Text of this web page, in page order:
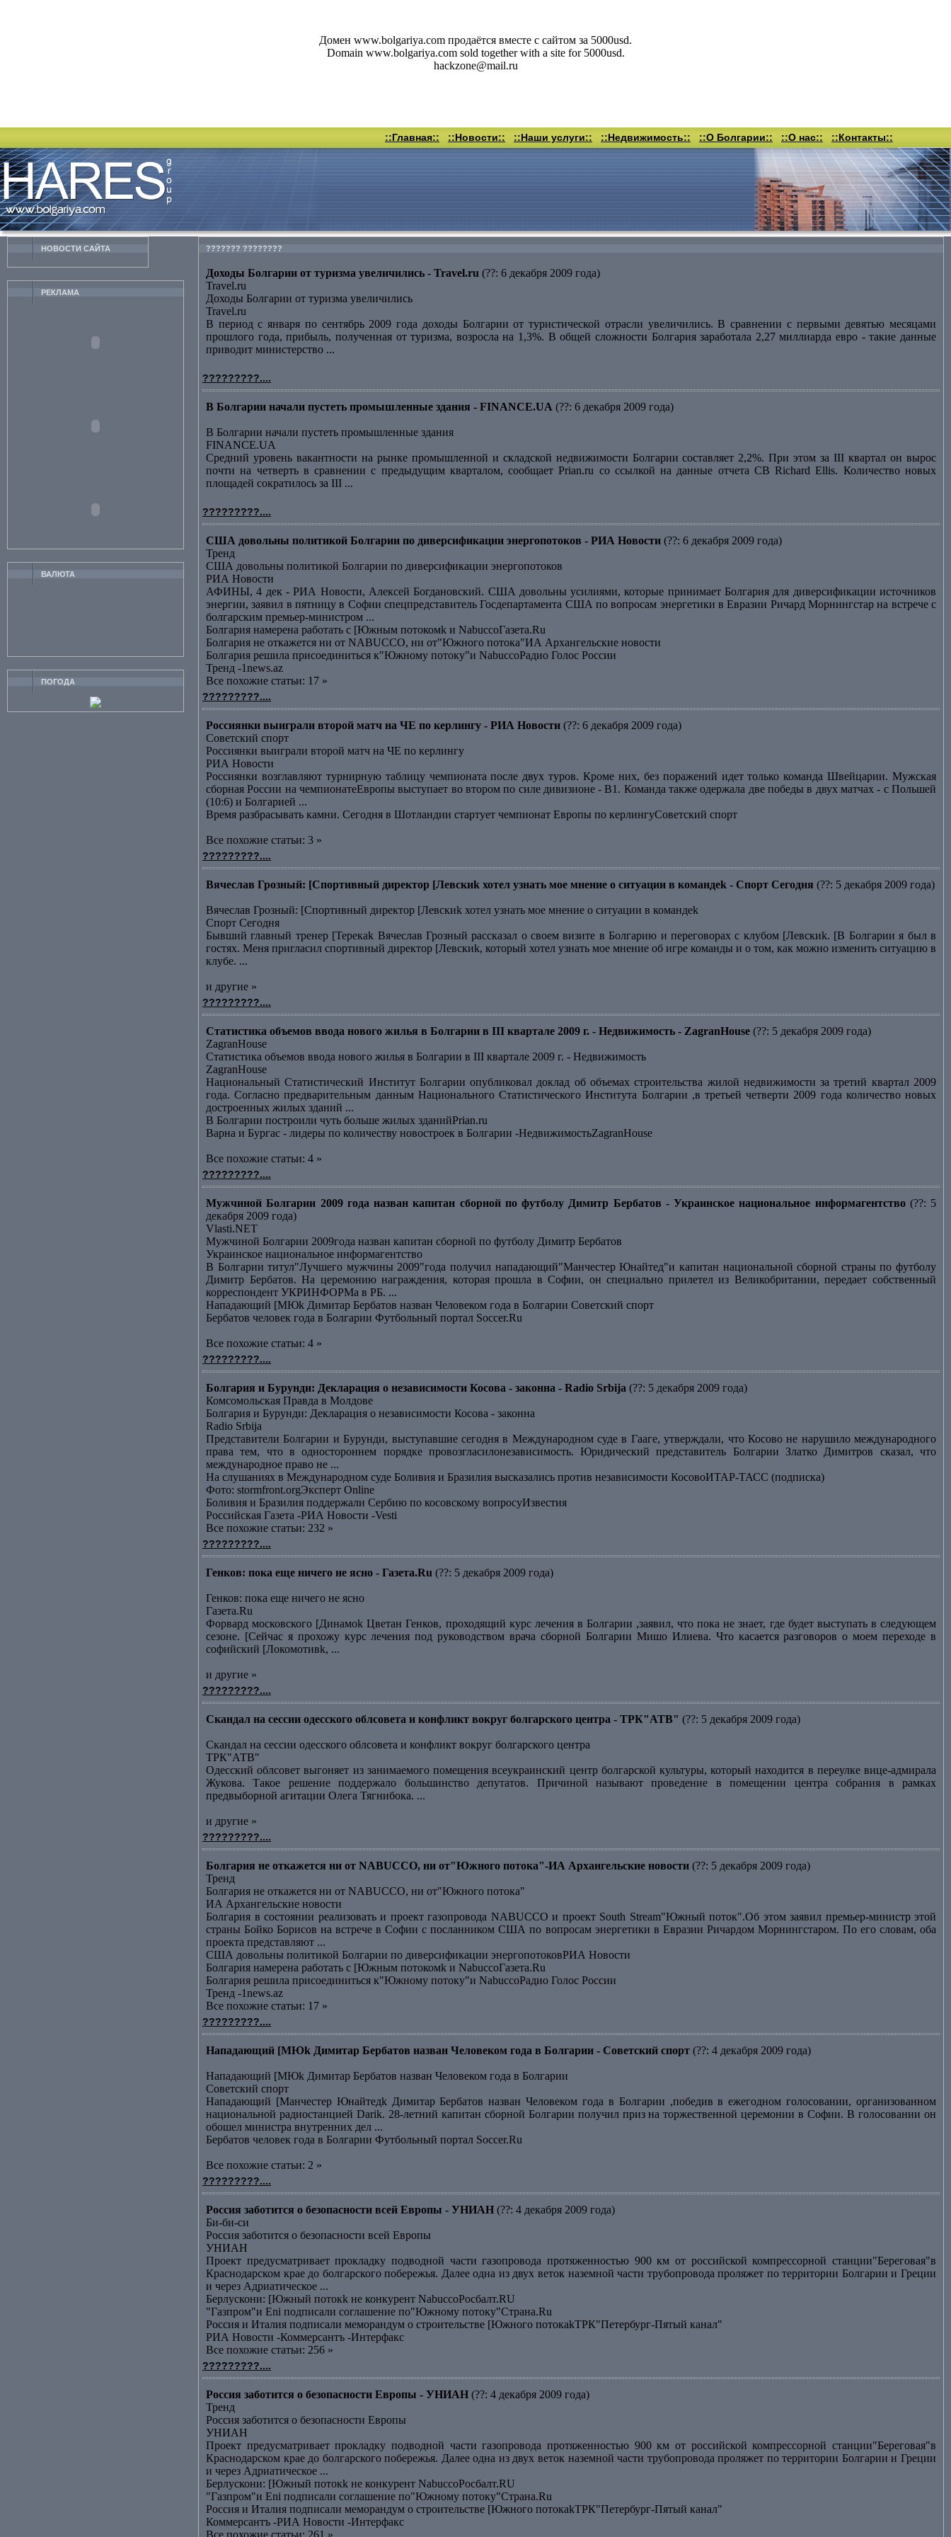
Домен www.bolgariya.com продаётся вместе с сайтом за 5000usd.
Domain www.bolgariya.com sold together with a site for 5000usd.
hackzone@mail.ru
::Главная:: ::Новости:: ::Наши услуги:: ::Недвижимость:: ::О Болгарии:: ::О нас:: ::Контакты::
НОВОСТИ CАЙТА
РЕКЛАМА
ВАЛЮТА
ПОГОДА
??????? ????????
Доходы Болгарии от туризма увеличились - Travel.ru (??: 6 декабря 2009 года)
Travel.ru
Доходы Болгарии от туризма увеличились
Travel.ru
В период с января по сентябрь 2009 года доходы Болгарии от туристической отрасли увеличились. В сравнении с первыми девятью месяцами
прошлого года, прибыль, полученная от туризма, возросла на 1,3%. В общей сложности Болгария заработала 2,27 миллиарда евро - такие данные
приводит министерство ...
?????????....
В Болгарии начали пустеть промышленные здания - FINANCE.UA (??: 6 декабря 2009 года)
В Болгарии начали пустеть промышленные здания
FINANCE.UA
Средний уровень вакантности на рынке промышленной и складской недвижимости Болгарии составляет 2,2%. При этом за III квартал он вырос
почти на четверть в сравнении с предыдущим кварталом, сообщает Prian.ru со ссылкой на данные отчета CB Richard Ellis. Количество новых
площадей сократилось за III ...
?????????....
США довольны политикой Болгарии по диверсификации энергопотоков - РИА Новости (??: 6 декабря 2009 года)
Тренд
США довольны политикой Болгарии по диверсификации энергопотоков
РИА Новости
АФИНЫ, 4 дек - РИА Новости, Алексей Богдановский. США довольны усилиями, которые принимает Болгария для диверсификации источников
энергии, заявил в пятницу в Софии спецпредставитель Госдепартамента США по вопросам энергетики в Евразии Ричард Морнингстар на встрече с
болгарским премьер-министром ...
Болгария намерена работать с [Южным потокомk и NabuccoГазета.Ru
Болгария не откажется ни от NABUCCO, ни от"Южного потока"ИА Архангельские новости
Болгария решила присоединиться к"Южному потоку"и NabuccoРадио Голос России
Тренд -1news.az
Все похожие статьи: 17 »
?????????....
Россиянки выиграли второй матч на ЧЕ по керлингу - РИА Новости (??: 6 декабря 2009 года)
Советский спорт
Россиянки выиграли второй матч на ЧЕ по керлингу
РИА Новости
Россиянки возглавляют турнирную таблицу чемпионата после двух туров. Кроме них, без поражений идет только команда Швейцарии. Мужская
сборная России на чемпионатеЕвропы выступает во втором по силе дивизионе - В1. Команда также одержала две победы в двух матчах - с Польшей
(10:6) и Болгарией ...
Время разбрасывать камни. Сегодня в Шотландии стартует чемпионат Европы по керлингуСоветский спорт
Все похожие статьи: 3 »
?????????....
Вячеслав Грозный: [Спортивный директор [Левскиk хотел узнать мое мнение о ситуации в командеk - Спорт Сегодня (??: 5 декабря 2009 года)
Вячеслав Грозный: [Спортивный директор [Левскиk хотел узнать мое мнение о ситуации в командеk
Спорт Сегодня
Бывший главный тренер [Терекаk Вячеслав Грозный рассказал о своем визите в Болгарию и переговорах с клубом [Левскиk. [В Болгарии я был в
гостях. Меня пригласил спортивный директор [Левскиk, который хотел узнать мое мнение об игре команды и о том, как можно изменить ситуацию в
клубе. ...
и другие »
?????????....
Статистика объемов ввода нового жилья в Болгарии в III квартале 2009 г. - Недвижимость - ZagranHouse (??: 5 декабря 2009 года)
ZagranHouse
Статистика объемов ввода нового жилья в Болгарии в III квартале 2009 г. - Недвижимость
ZagranHouse
Национальный Статистический Институт Болгарии опубликовал доклад об объемах строительства жилой недвижимости за третий квартал 2009
года. Согласно предварительным данным Национального Статистического Института Болгарии ,в третьей четверти 2009 года количество новых
достроенных жилых зданий ...
В Болгарии построили чуть больше жилых зданийPrian.ru
Варна и Бургас - лидеры по количеству новостроек в Болгарии -НедвижимостьZagranHouse
Все похожие статьи: 4 »
?????????....
Мужчиной Болгарии 2009 года назван капитан сборной по футболу Димитр Бербатов - Украинское национальное информагентство(??: 5
декабря 2009 года)
Vlasti.NET
Мужчиной Болгарии 2009года назван капитан сборной по футболу Димитр Бербатов
Украинское национальное информагентство
В Болгарии титул"Лучшего мужчины 2009"года получил нападающий"Манчестер Юнайтед"и капитан национальной сборной страны по футболу
Димитр Бербатов. На церемонию награждения, которая прошла в Софии, он специально прилетел из Великобритании, передает собственный
корреспондент УКРИНФОРМа в РБ. ...
Нападающий [МЮk Димитар Бербатов назван Человеком года в Болгарии Советский спорт
Бербатов человек года в Болгарии Футбольный портал Soccer.Ru
Все похожие статьи: 4 »
?????????....
Болгария и Бурунди: Декларация о независимости Косова - законна - Radio Srbija (??: 5 декабря 2009 года)
Комсомольская Правда в Молдове
Болгария и Бурунди: Декларация о независимости Косова - законна
Radio Srbija
Представители Болгарии и Бурунди, выступавшие сегодня в Международном суде в Гааге, утверждали, что Косово не нарушило международного
права тем, что в одностороннем порядке провозгласилонезависимость. Юридический представитель Болгарии Златко Димитров сказал, что
международное право не ...
На слушаниях в Международном суде Боливия и Бразилия высказались против независимости КосовоИТАР-ТАСС (подписка)
Фото: stormfront.orgЭксперт Online
Боливия и Бразилия поддержали Сербию по косовскому вопросуИзвестия
Российская Газета -РИА Новости -Vesti
Все похожие статьи: 232 »
?????????....
Генков: пока еще ничего не ясно - Газета.Ru (??: 5 декабря 2009 года)
Генков: пока еще ничего не ясно
Газета.Ru
Форвард московского [Динамоk Цветан Генков, проходящий курс лечения в Болгарии ,заявил, что пока не знает, где будет выступать в следующем
сезоне. [Сейчас я прохожу курс лечения под руководством врача сборной Болгарии Мишо Илиева. Что касается разговоров о моем переходе в
софийский [Локомотивk, ...
и другие »
?????????....
Скандал на сессии одесского облсовета и конфликт вокруг болгарского центра - ТРК"АТВ" (??: 5 декабря 2009 года)
Скандал на сессии одесского облсовета и конфликт вокруг болгарского центра
ТРК"АТВ"
Одесский облсовет выгоняет из занимаемого помещения всеукраинский центр болгарской культуры, который находится в переулке вице-адмирала
Жукова. Такое решение поддержало большинство депутатов. Причиной называют проведение в помещении центра собрания в рамках
предвыборной агитации Олега Тягнибока. ...
и другие »
?????????....
Болгария не откажется ни от NABUCCO, ни от"Южного потока"-ИА Архангельские новости (??: 5 декабря 2009 года)
Тренд
Болгария не откажется ни от NABUCCO, ни от"Южного потока"
ИА Архангельские новости
Болгария в состоянии реализовать и проект газопровода NABUCCO и проект South Stream"Южный поток".Об этом заявил премьер-министр этой
страны Бойко Борисов на встрече в Софии с посланником США по вопросам энергетики в Евразии Ричардом Морнингстаром. По его словам, оба
проекта представляют ...
США довольны политикой Болгарии по диверсификации энергопотоковРИА Новости
Болгария намерена работать с [Южным потокомk и NabuccoГазета.Ru
Болгария решила присоединиться к"Южному потоку"и NabuccoРадио Голос России
Тренд -1news.az
Все похожие статьи: 17 »
?????????....
Нападающий [МЮk Димитар Бербатов назван Человеком года в Болгарии - Советский спорт (??: 4 декабря 2009 года)
Нападающий [МЮk Димитар Бербатов назван Человеком года в Болгарии
Советский спорт
Нападающий [Манчестер Юнайтедk Димитар Бербатов назван Человеком года в Болгарии ,победив в ежегодном голосовании, организованном
национальной радиостанцией Darik. 28-летний капитан сборной Болгарии получил приз на торжественной церемонии в Софии. В голосовании он
обошел министра внутренних дел ...
Бербатов человек года в Болгарии Футбольный портал Soccer.Ru
Все похожие статьи: 2 »
?????????....
Россия заботится о безопасности всей Европы - УНИАН (??: 4 декабря 2009 года)
Би-би-си
Россия заботится о безопасности всей Европы
УНИАН
Проект предусматривает прокладку подводной части газопровода протяженностью 900 км от российской компрессорной станции"Береговая"в
Краснодарском крае до болгарского побережья. Далее одна из двух веток наземной части трубопровода проляжет по территории Болгарии и Греции
и через Адриатическое ...
Берлускони: [Южный потокk не конкурент NabuccoРосбалт.RU
"Газпром"и Еni подписали соглашение по"Южному потоку"Страна.Ru
Россия и Италия подписали меморандум о строительстве [Южного потокаkТРК"Петербург-Пятый канал"
РИА Новости -Коммерсантъ -Интерфакс
Все похожие статьи: 256 »
?????????....
Россия заботится о безопасности Европы - УНИАН (??: 4 декабря 2009 года)
Тренд
Россия заботится о безопасности Европы
УНИАН
Проект предусматривает прокладку подводной части газопровода протяженностью 900 км от российской компрессорной станции"Береговая"в
Краснодарском крае до болгарского побережья. Далее одна из двух веток наземной части трубопровода проляжет по территории Болгарии и Греции
и через Адриатическое ...
Берлускони: [Южный потокk не конкурент NabuccoРосбалт.RU
"Газпром"и Еni подписали соглашение по"Южному потоку"Страна.Ru
Россия и Италия подписали меморандум о строительстве [Южного потокаkТРК"Петербург-Пятый канал"
Коммерсантъ -РИА Новости -Интерфакс
Все похожие статьи: 261 »